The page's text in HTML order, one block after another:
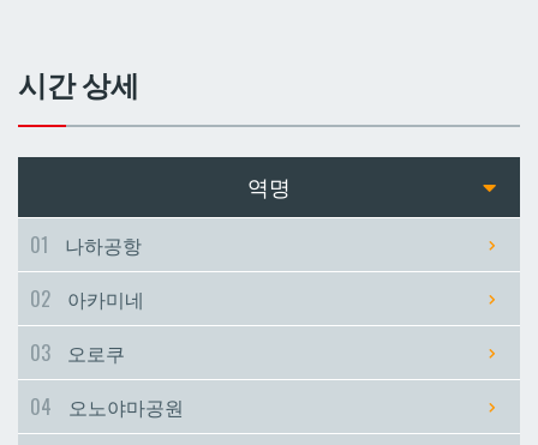
아사토
아사토
시간 상세
역명
01
나하공항
02
아카미네
03
오로쿠
04
오노야마공원